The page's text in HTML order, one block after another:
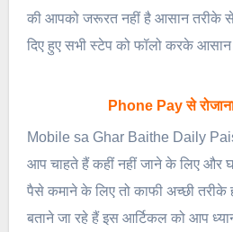
की आपको जरूरत नहीं है आसान तरीके
दिए हुए सभी स्टेप को फॉलो करके
Phone Pay से
Mobile sa Ghar Baithe Daily
आप चाहते हैं कहीं नहीं जाने के लिए और
पैसे कमाने के लिए तो काफी अच्छी
बताने जा रहे हैं इस आर्टिकल को आप